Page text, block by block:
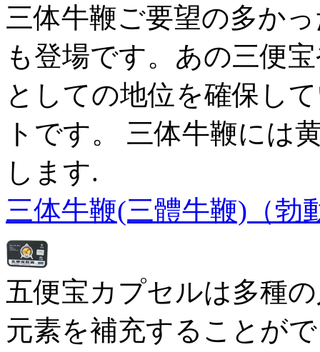
三体牛鞭ご要望の多か
も登場です。あの三便
としての地位を確保し
トです。 三体牛鞭には
します.
三体牛鞭(三體牛鞭)（勃
五便宝カプセルは多種
元素を補充することが